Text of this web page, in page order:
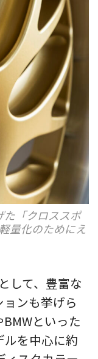
た「クロススポ
量化のためにえ
して、豊富な
ンも挙げら
といった
を中心に約